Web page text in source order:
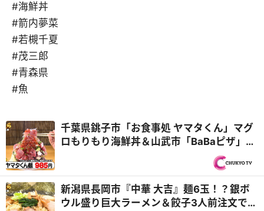
#海鮮丼
#箭内夢菜
#若槻千夏
#茂三郎
#青森県
#魚
千葉県銚子市「お食事処 ヤマタくん」マグ
ロもりもり海鮮丼＆山武市「BaBaピザ」平
均年齢80歳の6人店主が再び登場『オモウ
新潟県長岡市『中華 大吉』麺6玉！？銀ボ
ウル盛り巨大ラーメン＆餃子3人前注文で